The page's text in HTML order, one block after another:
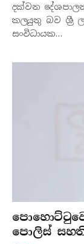
දක්වන
කලයුතු බව ශ්‍රී
සංවිධායක…
පොලිස්